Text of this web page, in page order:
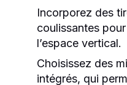
Incorporez des
coulissantes
l’espace vertical.
Choisissez des
intégrés, qui